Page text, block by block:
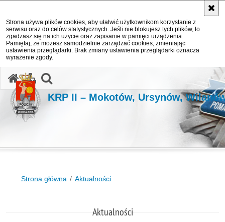
Strona używa plików cookies, aby ułatwić użytkownikom korzystanie z
serwisu oraz do celów statystycznych. Jeśli nie blokujesz tych plików, to
zgadzasz się na ich użycie oraz zapisanie w pamięci urządzenia.
Pamiętaj, że możesz samodzielnie zarządzać cookies, zmieniając
ustawienia przeglądarki. Brak zmiany ustawienia przeglądarki oznacza
wyrażenie zgody.
KRP II – Mokotów, Ursynów,
Strona główna Aktualności
Aktualności